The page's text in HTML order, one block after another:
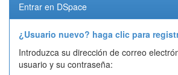
Entrar en DSpace
¿Usuario nuevo? haga clic para
Introduzca su dirección de correo
usuario y su contraseña: